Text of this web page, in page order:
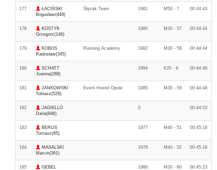
177
ŁACIŃSKI
Bogusław(449)
Ślęzak Team 1961 M50 - 7 00:44:43
178
KOSTYK
Grzegorz(146)
1980 M30 - 57 00:44:44
179
KOBOS
Radosław(345)
Running Academy 1982 M30 - 58 00:44:44
180
SCHATT
Joanna(288)
1994 K20 - 9 00:44:46
181
JANKOWSKI
Tobiasz(526)
Event Hostel Opole 1985 M30 - 59 00:44:48
182
JAGIELLO
Daria(846)
0 00:44:53
183
BERUS
Tomasz(85)
1977 M40 - 51 00:45:18
184
MASALSKI
Marcin(361)
1978 M40 - 52 00:45:18
185
GEBEL
1986 M30 - 60 00:45:23